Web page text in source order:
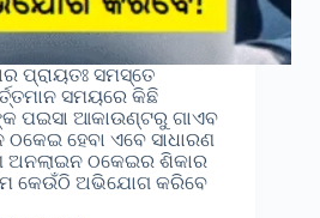
ପ୍ରାୟତଃ ସମସ୍ତେ
ସମୟରେ କିଛି
ପଇସା ଆକାଉଣ୍ଟରୁ ଗାଏବ
ହେବା ଏବେ ସାଧାରଣ
ଠକେଇର ଶିକାର
କେଉଁଠି ଅଭିଯୋଗ କରିବେ